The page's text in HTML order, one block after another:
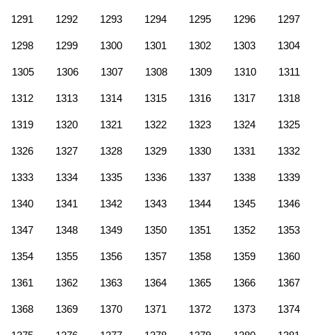
1291 1292 1293 1294 1295 1296 1297
1298 1299 1300 1301 1302 1303 1304
1305 1306 1307 1308 1309 1310 1311
1312 1313 1314 1315 1316 1317 1318
1319 1320 1321 1322 1323 1324 1325
1326 1327 1328 1329 1330 1331 1332
1333 1334 1335 1336 1337 1338 1339
1340 1341 1342 1343 1344 1345 1346
1347 1348 1349 1350 1351 1352 1353
1354 1355 1356 1357 1358 1359 1360
1361 1362 1363 1364 1365 1366 1367
1368 1369 1370 1371 1372 1373 1374